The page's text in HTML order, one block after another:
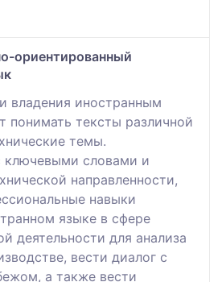
ориентированный
владения иностранным
понимать тексты различной
темы.
ключевыми словами и
направленности,
навыки
языке в сфере
деятельности для анализа
вести диалог с
а также вести